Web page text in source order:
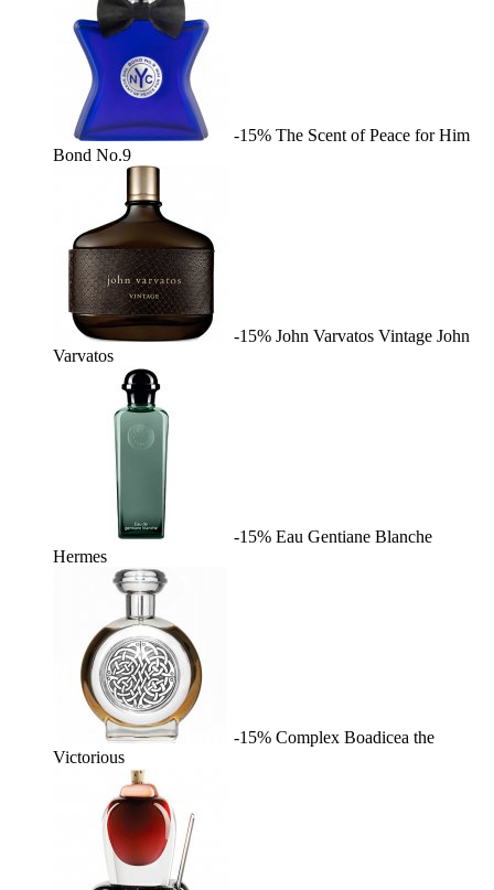
-15% The Scent of Peace for Him
Bond No.9
-15% John Varvatos Vintage John
Varvatos
-15% Eau Gentiane Blanche
Hermes
-15% Complex Boadicea the
Victorious